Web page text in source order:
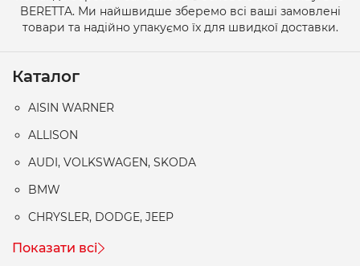
BERETTA. Ми найшвидше зберемо всі ваші замовлені
товари та надійно упакуємо їх для швидкої доставки.
Каталог
AISIN WARNER
ALLISON
AUDI, VOLKSWAGEN, SKODA
BMW
CHRYSLER, DODGE, JEEP
Показати всі